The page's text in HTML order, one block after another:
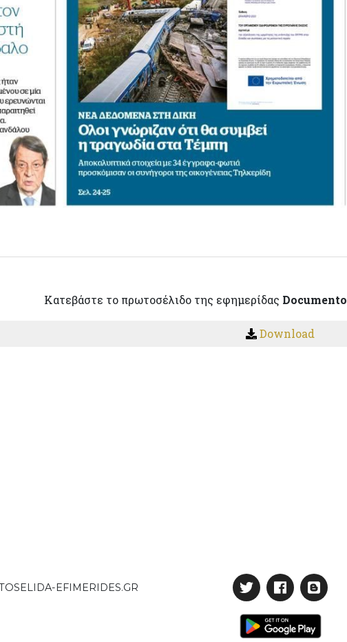
Κατεβάστε το πρωτοσέλιδο της εφημερίδας Documento
Download
EFIMERIDES.GR